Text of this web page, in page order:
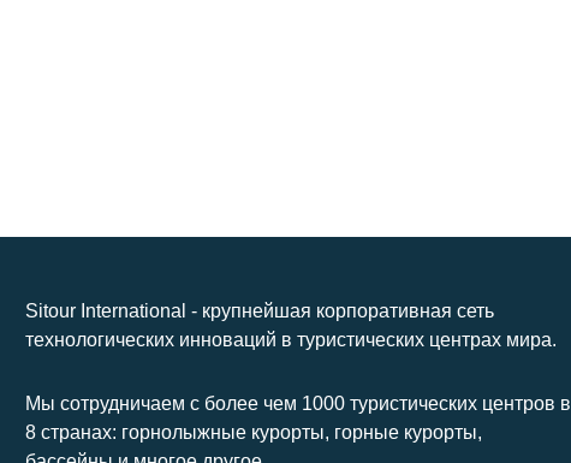
Sitour International - крупнейшая корпоративная сеть
технологических инноваций в туристических центрах мира.
Мы сотрудничаем с более чем 1000 туристических центров в
8 странах: горнолыжные курорты, горные курорты,